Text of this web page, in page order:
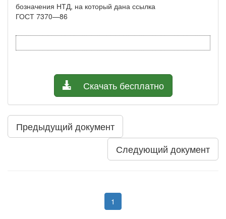
бозначения НТД, на который дана ссылка
ГОСТ 7370—86
Скачать бесплатно
Предыдущий документ
Следующий документ
1